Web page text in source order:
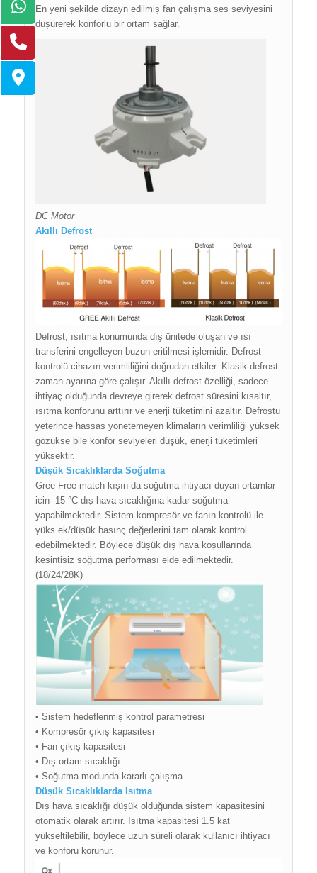
En yeni șekilde dizayn edilmiș fan çalıșma ses seviyesini
düșürerek konforlu bir ortam sağlar.
DC Motor
Akıllı Defrost
Defrost, ısıtma konumunda dış ünitede oluşan ve ısı
transferini engelleyen buzun eritilmesi işlemidir. Defrost
kontrolü cihazın verimliliğini doğrudan etkiler. Klasik defrost
zaman ayarına göre çalışır. Akıllı defrost özelliği, sadece
ihtiyaç olduğunda devreye girerek defrost süresini kısaltır,
ısıtma konforunu arttırır ve enerji tüketimini azaltır. Defrostu
yeterince hassas yönetemeyen klimaların verimliliği yüksek
gözükse bile konfor seviyeleri düşük, enerji tüketimleri
yüksektir.
Düșük Sıcaklıklarda Soğutma
Gree Free match kıșın da soğutma ihtiyacı duyan ortamlar
icin -15 °C dıș hava sıcaklığına kadar soğutma
yapabilmektedir. Sistem kompresör ve fanın kontrolü ile
yüks.ek/düșük basınç değerlerini tam olarak kontrol
edebilmektedir. Böylece düșük dıș hava koșullarında
kesintisiz soğutma performası elde edilmektedir.
(18/24/28K)
• Sistem hedeflenmiș kontrol parametresi
• Kompresör çıkıș kapasitesi
• Fan çıkıș kapasitesi
• Dıș ortam sıcaklığı
• Soğutma modunda kararlı çalıșma
Düșük Sıcaklıklarda Isıtma
Dıș hava sıcaklığı düșük olduğunda sistem kapasitesini
otomatik olarak artırır. Isıtma kapasitesi 1.5 kat
yükseltilebilir, böylece uzun süreli olarak kullanıcı ihtiyacı
ve konforu korunur.